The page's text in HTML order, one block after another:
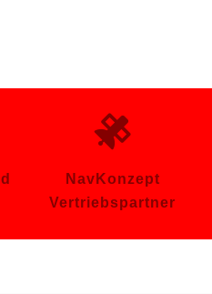
NavKonzept
Vertriebspartner